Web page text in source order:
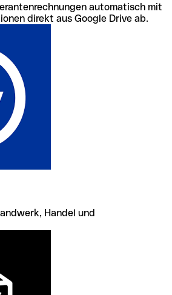
automatisch mit
direkt aus Google Drive ab.
Handel und